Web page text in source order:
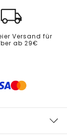
Versand für
ab 29€